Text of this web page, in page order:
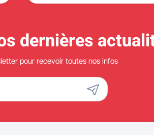
dernières
pour recevoir toutes nos infos